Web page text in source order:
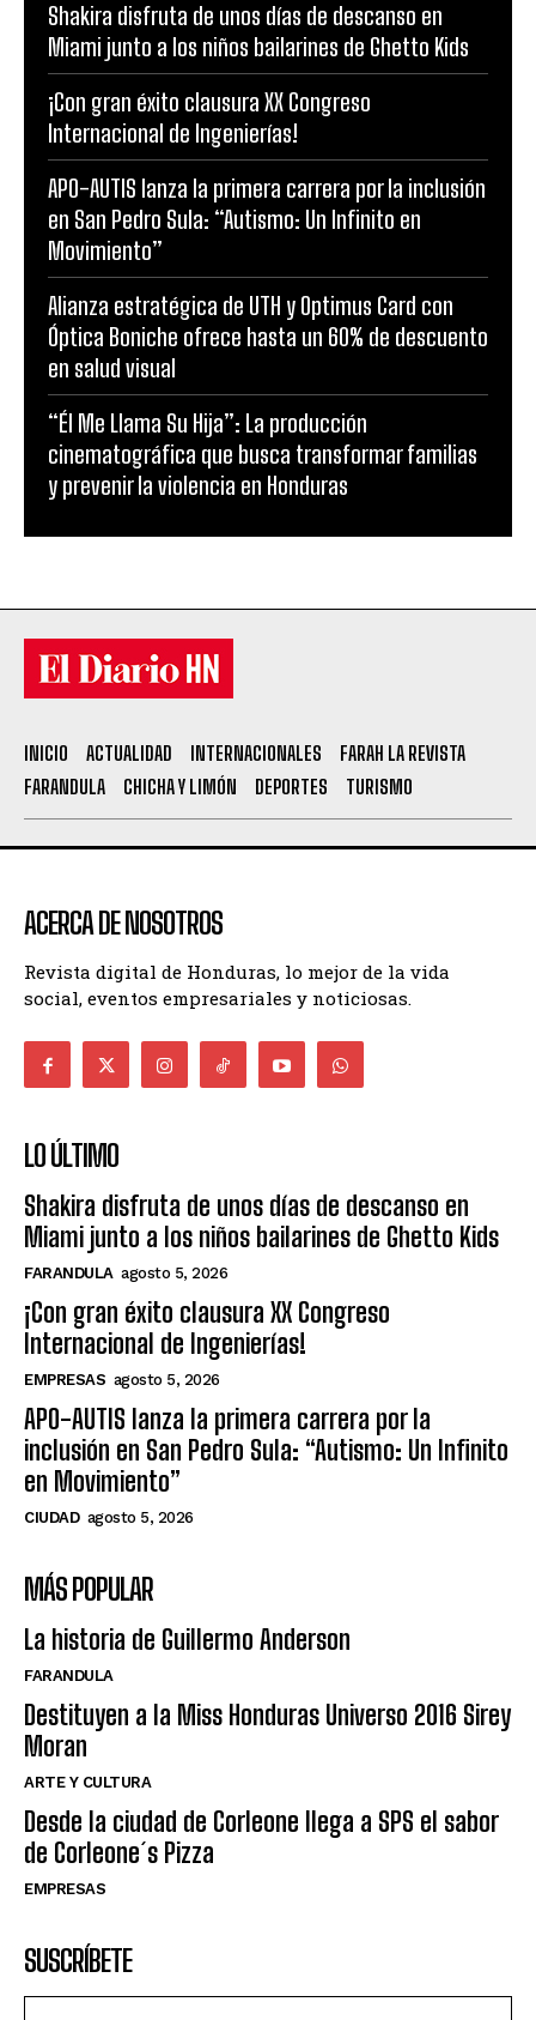
Shakira disfruta de unos días de descanso en
Miami junto a los niños bailarines de Ghetto Kids
¡Con gran éxito clausura XX Congreso
Internacional de Ingenierías!
APO-AUTIS lanza la primera carrera por la inclusión
en San Pedro Sula: “Autismo: Un Infinito en
Movimiento”
Alianza estratégica de UTH y Optimus Card con
Óptica Boniche ofrece hasta un 60% de descuento
en salud visual
“Él Me Llama Su Hija”: La producción
cinematográfica que busca transformar familias
y prevenir la violencia en Honduras
INICIO ACTUALIDAD INTERNACIONALES
FARAH LA REVISTA
FARANDULA
CHICHA Y LIMÓN DEPORTES TURISMO
ACERCA DE NOSOTROS
Revista digital de Honduras, lo mejor de la vida
social, eventos empresariales y noticiosas.
LO ÚLTIMO
Shakira disfruta de unos días de descanso en
Miami junto a los niños bailarines de Ghetto Kids
FARANDULA agosto 5, 2026
¡Con gran éxito clausura XX Congreso
Internacional de Ingenierías!
EMPRESAS agosto 5, 2026
APO-AUTIS lanza la primera carrera por la
inclusión en San Pedro Sula: “Autismo: Un Infinito
en Movimiento”
CIUDAD agosto 5, 2026
MÁS POPULAR
La historia de Guillermo Anderson
FARANDULA
Destituyen a la Miss Honduras Universo 2016 Sirey
Moran
ARTE Y CULTURA
Desde la ciudad de Corleone llega a SPS el sabor
de Corleone´s Pizza
EMPRESAS
SUSCRÍBETE